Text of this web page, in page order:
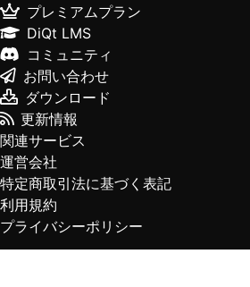
プレミアムプラン
DiQt LMS
コミュニティ
お問い合わせ
ダウンロード
更新情報
関連サービス
運営会社
特定商取引法に基づく表記
利用規約
プライバシーポリシー